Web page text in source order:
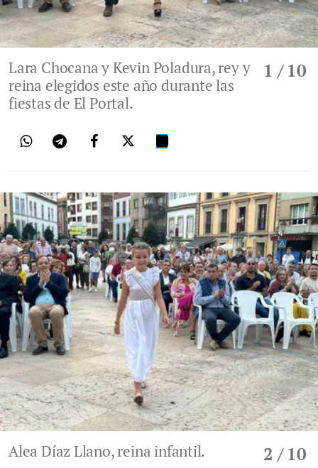
1 / 10
Lara Chocana y Kevin Poladura, rey y
reina elegidos este año durante las
fiestas de El Portal.
2 / 10
Alea Díaz Llano, reina infantil.